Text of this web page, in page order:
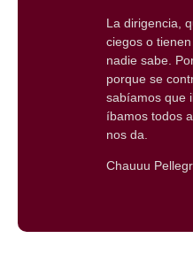
La dirigencia,
ciegos o
nadie sabe.
porque se
sabíamos que
íbamos todos
nos da.
Chauuu